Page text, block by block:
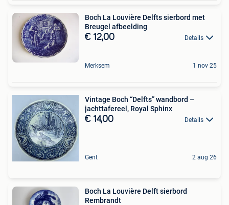
Boch La Louvière Delfts sierbord met
Breugel afbeelding
€ 12,00 Details
Merksem 1 nov 25
Vintage Boch “Delfts” wandbord –
jachttafereel, Royal Sphinx
€ 14,00 Details
Gent 2 aug 26
Boch La Louvière Delft sierbord
Rembrandt